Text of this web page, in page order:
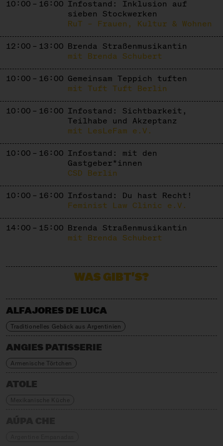
10:00 – 16:00 Infostand: Inklusion auf
sieben Stockwerken
RuT – Frauen, Kultur & Wohnen
12:00 – 13:00 Brenda Straßenmusikantin
mit Brenda Schubert
10:00 – 16:00 Gemeinsam Teppich tuften
mit Tuft Tuft Berlin
10:00 – 16:00 Infostand: Sichtbarkeit,
Teilhabe und Akzeptanz
mit LesLeFam e.V.
10:00 – 16:00 Infostand: mit den
Gastgeber*innen
CSD Berlin
10:00 – 16:00 Infostand: Du hast Recht!
Feminist Law Clinic e.V.
14:00 – 15:00 Brenda Straßenmusikantin
mit Brenda Schubert
WAS GIBT'S?
ALFAJORES DE LUCA
Traditionelles Gebäck aus Argentinien
ANGIES PATISSERIE
Armenische Törtchen
ATOLE
Mexikanische Küche